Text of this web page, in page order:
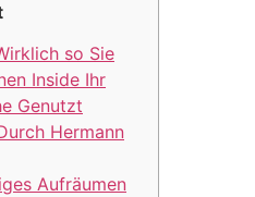
so Sie
Inside Ihr
Genutzt
Hermann
Aufräumen